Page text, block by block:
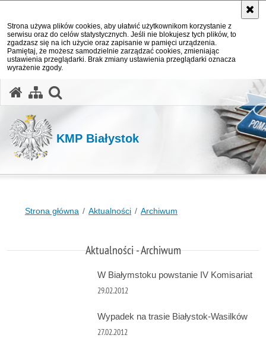
Strona używa plików cookies, aby ułatwić użytkownikom korzystanie z
serwisu oraz do celów statystycznych. Jeśli nie blokujesz tych plików, to
zgadzasz się na ich użycie oraz zapisanie w pamięci urządzenia.
Pamiętaj, że możesz samodzielnie zarządzać cookies, zmieniając
ustawienia przeglądarki. Brak zmiany ustawienia przeglądarki oznacza
wyrażenie zgody.
KMP Białystok
Strona główna Aktualności Archiwum
Aktualności - Archiwum
W Białymstoku powstanie IV Komisariat
29.02.2012
Wypadek na trasie Białystok-Wasilków
27.02.2012